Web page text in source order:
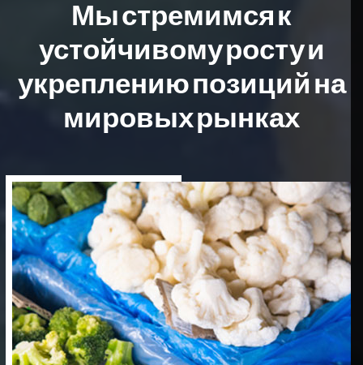
Мы стремимся к
устойчивому ростуи
укреплению позиций на
мировых рынках